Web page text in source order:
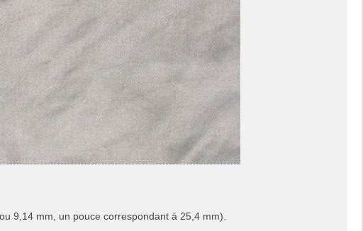
9,14 mm, un pouce correspondant à 25,4 mm).